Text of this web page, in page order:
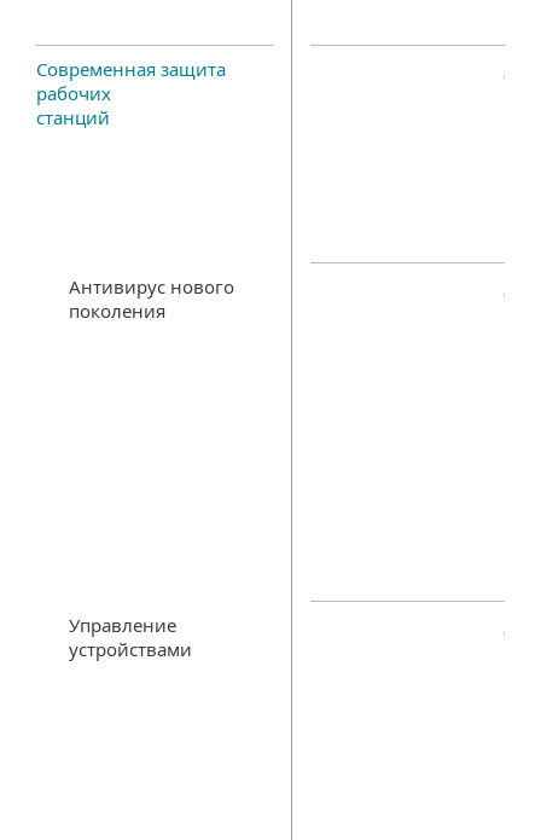
Современная защита
рабочих
станций
Антивирус нового
поколения
Управление
устройствами